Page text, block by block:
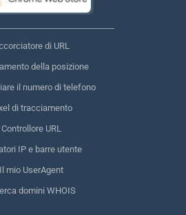
di URL
della posizione
il numero di telefono
di tracciamento
Controllore URL
IP e barre utente
Il mio UserAgent
domini WHOIS